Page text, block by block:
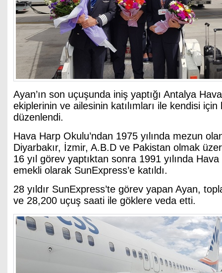
Ayan’ın son uçuşunda iniş yaptığı Antalya
ekiplerinin ve ailesinin katılımları ile kendisi
düzenlendi.
Hava Harp Okulu’ndan 1975 yılında mezun
Diyarbakır, İzmir, A.B.D ve Pakistan olmak
16 yıl görev yaptıktan sonra 1991 yılında
emekli olarak SunExpress’e katıldı.
28 yıldır SunExpress’te görev yapan Ayan,
ve 28,200 uçuş saati ile göklere veda etti.